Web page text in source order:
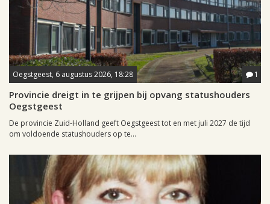
Oegstgeest, 6 augustus 2026, 18:28 1
Provincie dreigt in te grijpen bij opvang statushouders
Oegstgeest
De provincie Zuid-Holland geeft Oegstgeest tot en met juli 2027 de tijd
om voldoende statushouders op te...